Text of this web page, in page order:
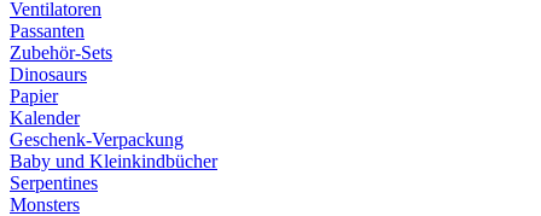
Ventilatoren
Passanten
Zubehör-Sets
Dinosaurs
Papier
Kalender
Geschenk-Verpackung
Baby und Kleinkindbücher
Serpentines
Monsters